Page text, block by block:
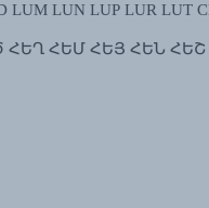
LUM LUN LUP LUR LUT
ՀԵՂ ՀԵՄ ՀԵՅ ՀԵՆ ՀԵՇ